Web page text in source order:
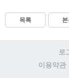
목록
로
이용약관